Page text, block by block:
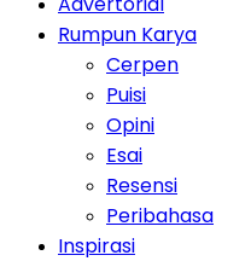
Rumpun Karya
Cerpen
Puisi
Opini
Esai
Resensi
Peribahasa
Inspirasi